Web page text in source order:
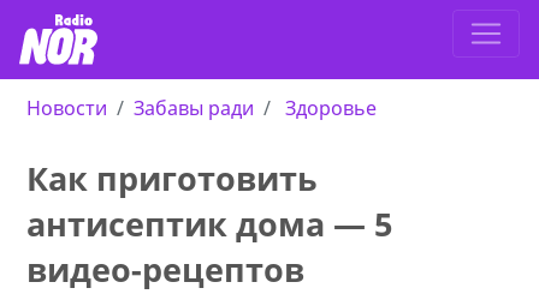
Новости Забавы ради Здоровье
Как приготовить
антисептик дома — 5
видео-рецептов